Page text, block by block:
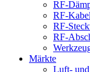
RF-
RF-
RF-
RF-
Märkte
Luft-